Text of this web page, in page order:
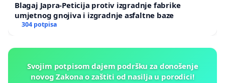
Blagaj Japra-Peticija protiv izgradnje fabrike
umjetnog gnojiva i izgradnje asfaltne baze
304 potpisa
Svojim potpisom dajem podršku za donošenje
novog Zakona o zaštiti od nasilja u porodici!